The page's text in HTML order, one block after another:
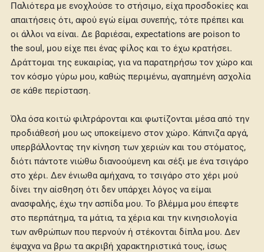
Παλιότερα με ενοχλούσε το στήσιμο, είχα προσδοκίες και
απαιτήσεις ότι, αφού εγώ είμαι συνεπής, τότε πρέπει και
οι άλλοι να είναι. Δε βαριέσαι, expectations are poison to
the soul, μου είχε πει ένας φίλος και το έχω κρατήσει.
Δράττομαι της ευκαιρίας, για να παρατηρήσω τον χώρο και
τον κόσμο γύρω μου, καθώς περιμένω, αγαπημένη ασχολία
σε κάθε περίσταση.
Όλα όσα κοιτώ φιλτράρονται και φωτίζονται μέσα από την
προδιάθεσή μου ως υποκείμενο στον χώρο. Κάπνιζα αργά,
υπερβάλλοντας την κίνηση των χεριών και του στόματος,
διότι πάντοτε νιώθω διανοούμενη και σέξι με ένα τσιγάρο
στο χέρι. Δεν ένιωθα αμήχανα, το τσιγάρο στο χέρι μού
δίνει την αίσθηση ότι δεν υπάρχει λόγος να είμαι
ανασφαλής, έχω την ασπίδα μου. Το βλέμμα μου έπεφτε
στο περπάτημα, τα μάτια, τα χέρια και την κινησιολογία
των ανθρώπων που περνούν ή στέκονται δίπλα μου. Δεν
έψαχνα να βρω τα ακριβή χαρακτηριστικά τους, ίσως